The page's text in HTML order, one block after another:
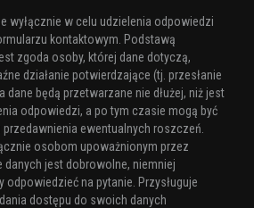
wyłącznie w celu udzielenia odpowiedzi
kontaktowym. Podstawą
zgoda osoby, której dane dotyczą,
działanie potwierdzające (tj. przesłanie
dane będą przetwarzane nie dłużej, niż jest
odpowiedzi, a po tym czasie mogą być
ewentualnych roszczeń.
osobom upoważnionym przez
danych jest dobrowolne, niemniej
odpowiedzieć na pytanie. Przysługuje
dostępu do swoich danych